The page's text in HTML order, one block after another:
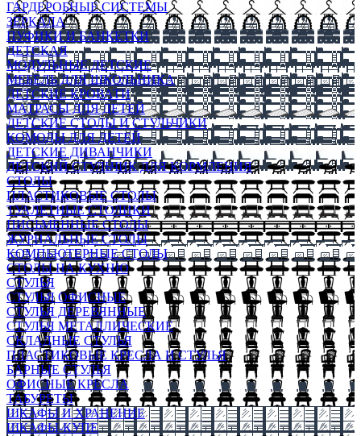
ГАРДЕРОБНЫЕ СИСТЕМЫ
ЗЕРКАЛА
ПУФИКИ И БАНКЕТКИ
ДЕТСКАЯ
МОДУЛЬНЫЕ ДЕТСКИЕ
МЕБЕЛЬ ДЛЯ ШКОЛЬНИКА
ДЕТСКИЕ КРОВАТИ
МАТРАСЫ ДЛЯ ДЕТЕЙ
ДЕТСКИЕ СТОЛЫ И СТУЛЬЧИКИ
КОМОДЫ ДЛЯ ДЕТЕЙ
ДЕТСКИЕ ДИВАНЧИКИ
ДЕТСКИЙ СТУЛЬЧИК ДЛЯ КОРМЛЕНИЯ
СТОЛЫ
ПЛАСТИКОВЫЕ СТОЛЫ
ТУАЛЕТНЫЕ СТОЛИКИ
ПИСЬМЕННЫЕ СТОЛЫ
ЖУРНАЛЬНЫЕ СТОЛЫ
КОМПЬЮТЕРНЫЕ СТОЛЫ
СТОЛЫ НА КУХНЮ
СТУЛЬЯ
СТУЛЬЯ ОФИСНЫЕ
СТУЛЬЯ ДЕРЕВЯННЫЕ
СТУЛЬЯ МЕТАЛЛИЧЕСКИЕ
СКЛАДНЫЕ СТУЛЬЯ
ПЛАСТИКОВЫЕ КРЕСЛА И СТУЛЬЯ
БАРНЫЕ СТУЛЬЯ
ОФИСНЫЕ КРЕСЛА
ТАБУРЕТЫ
ШКАФЫ И ХРАНЕНИЕ
ШКАФЫ-КУПЕ